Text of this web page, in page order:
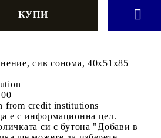
сив сонома, 40x51x85
from credit institutions
е с информационна цел.
си с бутона "Добави в